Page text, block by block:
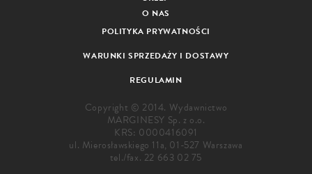
O NAS
POLITYKA PRYWATNOŚCI
WARUNKI SPRZEDAŻY I DOSTAWY
REGULAMIN
Copyright © 2014. Wydawnictwo
MARGINESY Sp. z o.o.
KRS: 0000416091
ul. Mierosławskiego 11a, 01-527 Warszawa
tel./fax. 22 663 02 75